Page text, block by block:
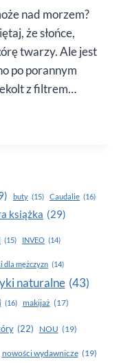
nad morzem?
że słońce,
twarzy. Ale jest
po porannym
z filtrem…
buty (15) Caudalie (16)
książka (29)
(15) INVEO (14)
dla mężczyzn (14)
naturalne (43)
(16) makijaż (17)
(22) NOU (19)
nowości wydawnicze (19)